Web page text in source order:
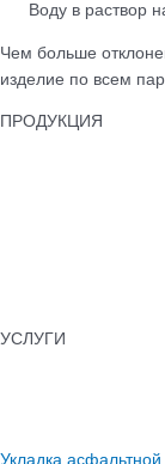
Воду в раствор
Чем больше
изделие по всем
ПРОДУКЦИЯ
УСЛУГИ
Укладка